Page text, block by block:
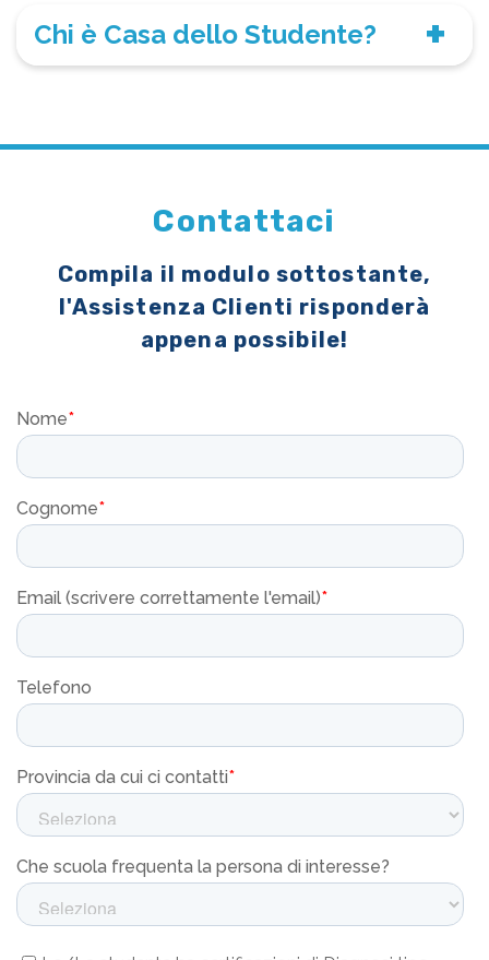
Chi è Casa dello Studente?
Contattaci
Compila il modulo sottostante,
l'Assistenza Clienti risponderà
appena possibile!